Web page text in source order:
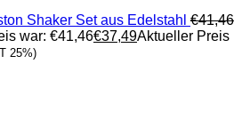
Shaker Set aus Edelstahl €41,46
war: €41,46€37,49Aktueller Preis
25%)